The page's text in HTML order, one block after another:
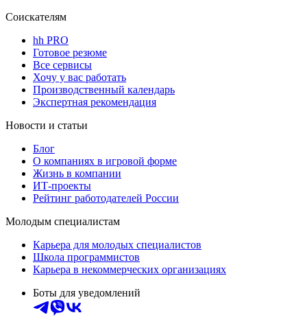
Соискателям
hh PRO
Готовое резюме
Все сервисы
Хочу у вас работать
Производственный календарь
Экспертная рекомендация
Новости и статьи
Блог
О компаниях в игровой форме
Жизнь в компании
ИТ-проекты
Рейтинг работодателей России
Молодым специалистам
Карьера для молодых специалистов
Школа программистов
Карьера в некоммерческих организациях
Боты для уведомлений